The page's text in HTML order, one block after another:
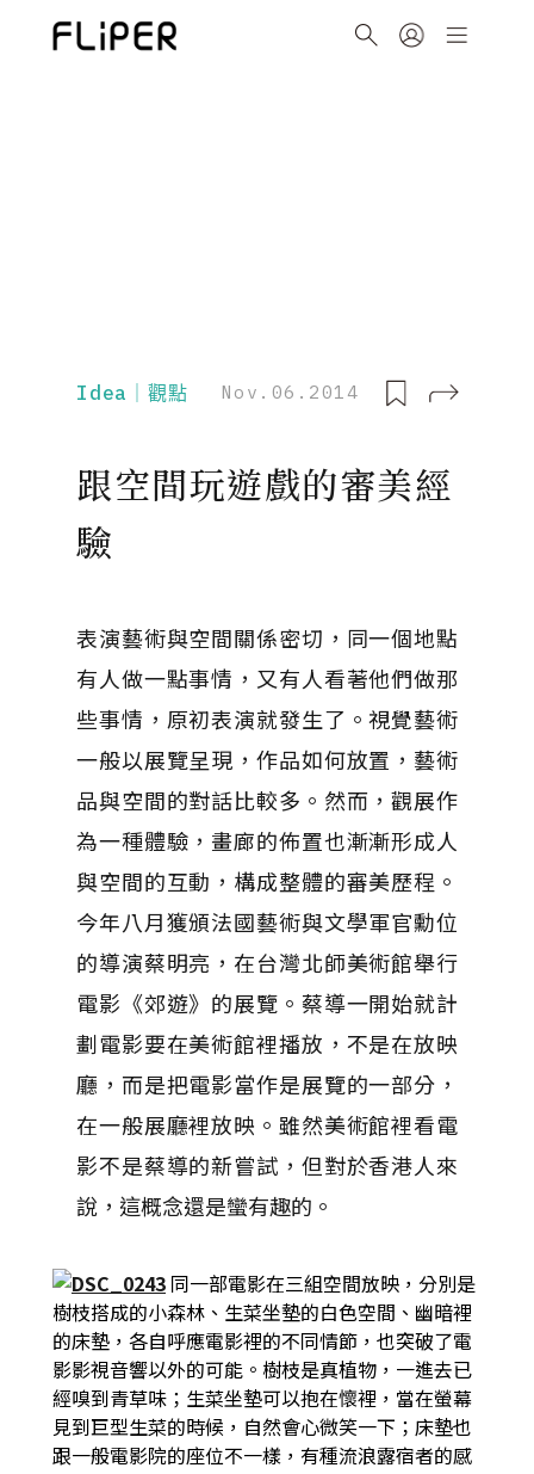
Idea｜觀點 Nov.06.2014
跟空間玩遊戲的審美經
驗
表演藝術與空間關係密切，同一個地點
有人做一點事情，又有人看著他們做那
些事情，原初表演就發生了。視覺藝術
一般以展覽呈現，作品如何放置，藝術
品與空間的對話比較多。然而，觀展作
為一種體驗，畫廊的佈置也漸漸形成人
與空間的互動，構成整體的審美歷程。
今年八月獲頒法國藝術與文學軍官勳位
的導演蔡明亮，在台灣北師美術館舉行
電影《郊遊》的展覽。蔡導一開始就計
劃電影要在美術館裡播放，不是在放映
廳，而是把電影當作是展覽的一部分，
在一般展廳裡放映。雖然美術館裡看電
影不是蔡導的新嘗試，但對於香港人來
說，這概念還是蠻有趣的。
同一部電影在三組空間放映，分別是
樹枝搭成的小森林、生菜坐墊的白色空間、幽暗裡
的床墊，各自呼應電影裡的不同情節，也突破了電
影影視音響以外的可能。樹枝是真植物，一進去已
經嗅到青草味；生菜坐墊可以抱在懷裡，當在螢幕
見到巨型生菜的時候，自然會心微笑一下；床墊也
跟一般電影院的座位不一樣，有種流浪露宿者的感